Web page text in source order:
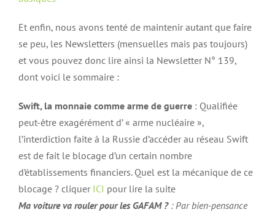
Et enfin, nous avons tenté de maintenir autant que faire
se peu, les Newsletters (mensuelles mais pas toujours)
et vous pouvez donc lire ainsi la Newsletter N° 139,
dont voici le sommaire :
Swift, la monnaie comme arme de guerre : Qualifiée
peut-être exagérément d’ « arme nucléaire »,
l’interdiction faite à la Russie d’accéder au réseau Swift
est de fait le blocage d’un certain nombre
d’établissements financiers. Quel est la mécanique de ce
blocage ? cliquer ICI pour lire la suite
Ma voiture va rouler pour les GAFAM ?: Par bien-pensance